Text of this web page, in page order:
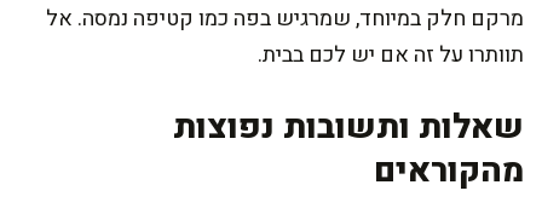
מרקם חלק במיוחד, שמרגיש בפה כמו קטיפה נמסה. אל
תוותרו על זה אם יש לכם בבית.
שאלות ותשובות נפוצות
מהקוראים